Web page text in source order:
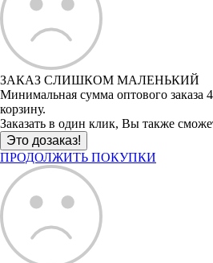
ЗАКАЗ СЛИШКОМ МАЛЕНЬКИЙ
Минимальная сумма оптового заказа
корзину.
Заказать в один клик, Вы также
ПРОДОЛЖИТЬ ПОКУПКИ